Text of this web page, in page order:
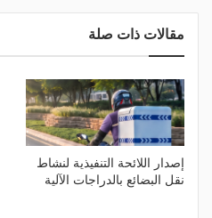
مقالات ذات صلة
إصدار اللائحة التنفيذية لنشاط
نقل البضائع بالدراجات الآلية